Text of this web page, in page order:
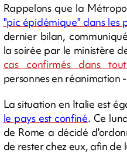
Rappelons que la
"pic épidémique" dans les
dernier bilan,
la soirée par le ministère
cas confirmés dans
personnes en réanimation
La situation en Italie est
le pays est confiné. Ce
de Rome a décidé
de rester chez eux, afin